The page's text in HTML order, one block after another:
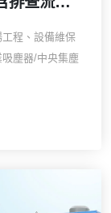
斷指南
程、設備維保
塵器/中央集塵